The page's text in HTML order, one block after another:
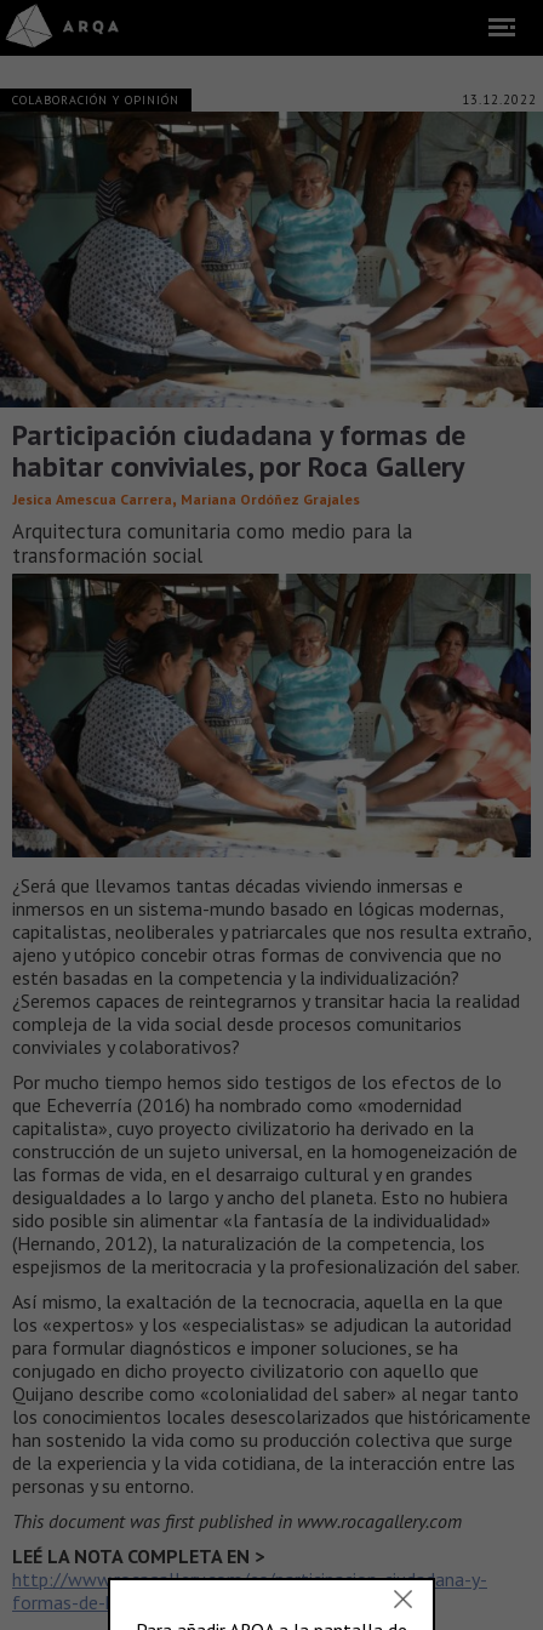
COLABORACIÓN Y OPINIÓN 13.12.2022
Participación ciudadana y formas de
habitar conviviales, por Roca Gallery
Jesica Amescua Carrera, Mariana Ordóñez Grajales
Arquitectura comunitaria como medio para la
transformación social
¿Será que llevamos tantas décadas viviendo inmersas e
inmersos en un sistema-mundo basado en lógicas modernas,
capitalistas, neoliberales y patriarcales que nos resulta extraño,
ajeno y utópico concebir otras formas de convivencia que no
estén basadas en la competencia y la individualización?
¿Seremos capaces de reintegrarnos y transitar hacia la realidad
compleja de la vida social desde procesos comunitarios
conviviales y colaborativos?
Por mucho tiempo hemos sido testigos de los efectos de lo
que Echeverría (2016) ha nombrado como «modernidad
capitalista», cuyo proyecto civilizatorio ha derivado en la
construcción de un sujeto universal, en la homogeneización de
las formas de vida, en el desarraigo cultural y en grandes
desigualdades a lo largo y ancho del planeta. Esto no hubiera
sido posible sin alimentar «la fantasía de la individualidad»
(Hernando, 2012), la naturalización de la competencia, los
espejismos de la meritocracia y la profesionalización del saber.
Así mismo, la exaltación de la tecnocracia, aquella en la que
los «expertos» y los «especialistas» se adjudican la autoridad
para formular diagnósticos e imponer soluciones, se ha
conjugado en dicho proyecto civilizatorio con aquello que
Quijano describe como «colonialidad del saber» al negar tanto
los conocimientos locales desescolarizados que históricamente
han sostenido la vida como su producción colectiva que surge
de la experiencia y la vida cotidiana, de la interacción entre las
personas y su entorno.
This document was first published in www.rocagallery.com
LEÉ LA NOTA COMPLETA EN >
http://www.rocagallery.com/es/participacion-ciudadana-y-
formas-de-habitar-conviviales